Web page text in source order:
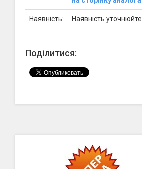
Наявність: Наявність уточнюйте
Поділитися: